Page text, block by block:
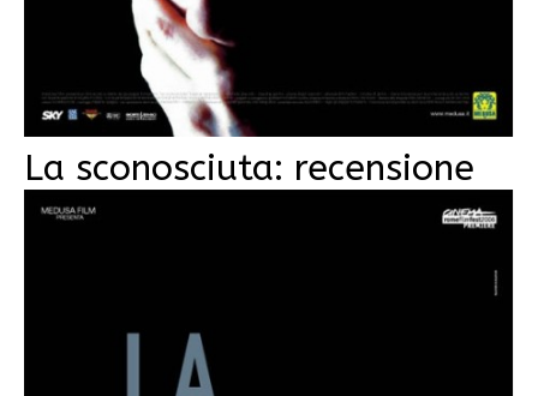
La sconosciuta: recensione